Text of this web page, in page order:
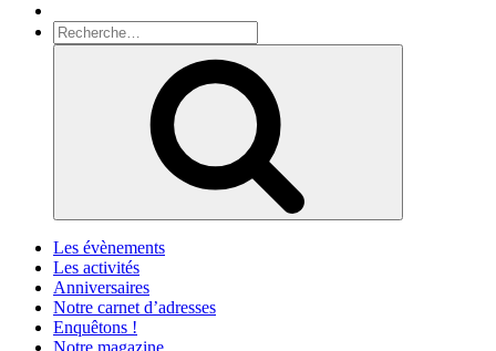
Recherche
pour
Les évènements
Les activités
Anniversaires
Notre carnet d’adresses
Enquêtons !
Notre magazine